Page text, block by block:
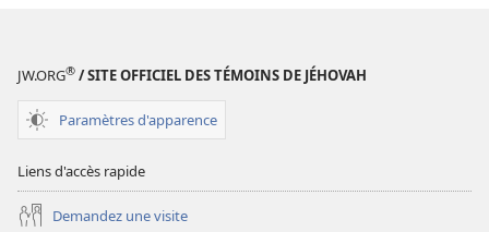
JW.ORG® / SITE OFFICIEL DES TÉMOINS DE JÉHOVAH
Paramètres d'apparence
Liens d'accès rapide
Demandez une visite